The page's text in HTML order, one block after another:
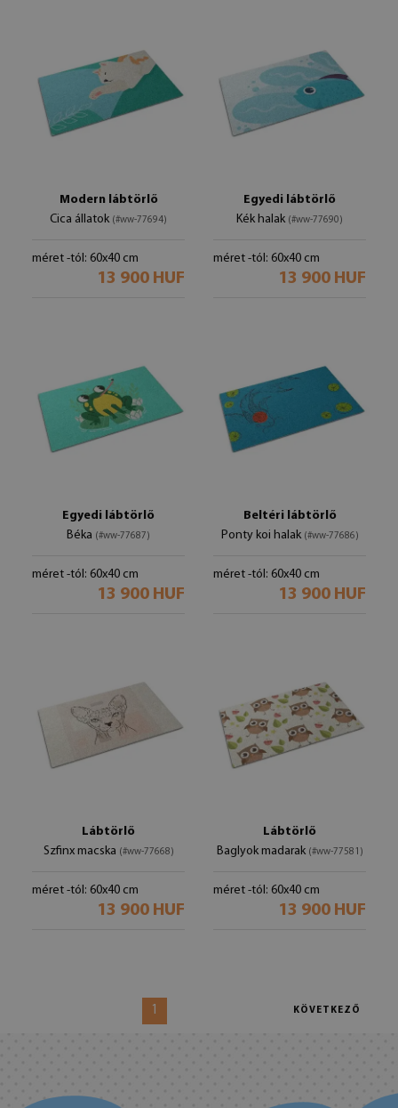
Modern lábtörlő
Cica állatok (#ww-77694)
méret -tól: 60x40 cm
13 900 HUF
Egyedi lábtörlő
Kék halak (#ww-77690)
méret -tól: 60x40 cm
13 900 HUF
Egyedi lábtörlő
Béka (#ww-77687)
méret -tól: 60x40 cm
13 900 HUF
Beltéri lábtörlő
Ponty koi halak (#ww-77686)
méret -tól: 60x40 cm
13 900 HUF
Lábtörlő
Szfinx macska (#ww-77668)
méret -tól: 60x40 cm
13 900 HUF
Lábtörlő
Baglyok madarak (#ww-77581)
méret -tól: 60x40 cm
13 900 HUF
1 KÖVETKEZŐ